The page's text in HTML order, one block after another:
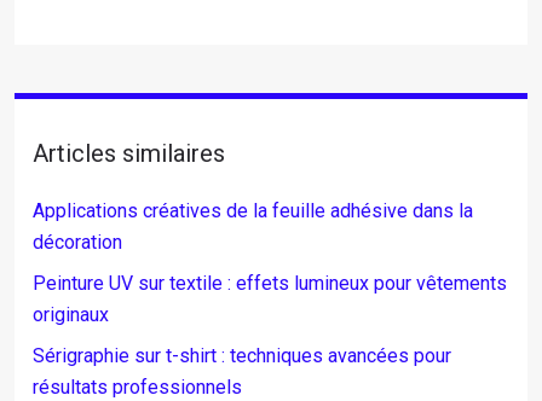
Articles similaires
Applications créatives de la feuille adhésive dans la
décoration
Peinture UV sur textile : effets lumineux pour vêtements
originaux
Sérigraphie sur t-shirt : techniques avancées pour
résultats professionnels